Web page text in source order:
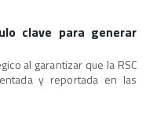
clave para generar
al garantizar que la RSC
y reportada en las